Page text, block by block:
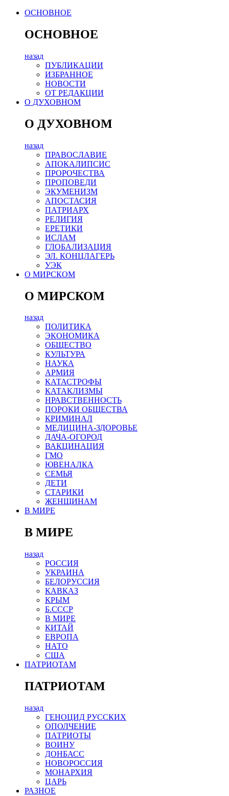
ОСНОВНОЕ
ОСНОВНОЕ
назад
ПУБЛИКАЦИИ
ИЗБРАННОЕ
НОВОСТИ
ОТ РЕДАКЦИИ
О ДУХОВНОМ
О ДУХОВНОМ
назад
ПРАВОСЛАВИЕ
АПОКАЛИПСИС
ПРОРОЧЕСТВА
ПРОПОВЕДИ
ЭКУМЕНИЗМ
АПОСТАСИЯ
ПАТРИАРХ
РЕЛИГИЯ
ЕРЕТИКИ
ИСЛАМ
ГЛОБАЛИЗАЦИЯ
ЭЛ. КОНЦЛАГЕРЬ
УЭК
О МИРСКОМ
О МИРСКОМ
назад
ПОЛИТИКА
ЭКОНОМИКА
ОБЩЕСТВО
КУЛЬТУРА
НАУКА
АРМИЯ
КАТАСТРОФЫ
КАТАКЛИЗМЫ
НРАВСТВЕННОСТЬ
ПОРОКИ ОБЩЕСТВА
КРИМИНАЛ
МЕДИЦИНА-ЗДОРОВЬЕ
ДАЧА-ОГОРОД
ВАКЦИНАЦИЯ
ГМО
ЮВЕНАЛКА
СЕМЬЯ
ДЕТИ
СТАРИКИ
ЖЕНЩИНАМ
В МИРЕ
В МИРЕ
назад
РОСCИЯ
УКРАИНА
БЕЛОРУССИЯ
КАВКАЗ
КРЫМ
Б.СССР
В МИРЕ
КИТАЙ
ЕВРОПА
НАТО
США
ПАТРИОТАМ
ПАТРИОТАМ
назад
ГЕНОЦИД РУССКИХ
ОПОЛЧЕНИЕ
ПАТРИОТЫ
ВОИНУ
ДОНБАСС
НОВОРОССИЯ
МОНАРХИЯ
ЦАРЬ
РАЗНОЕ